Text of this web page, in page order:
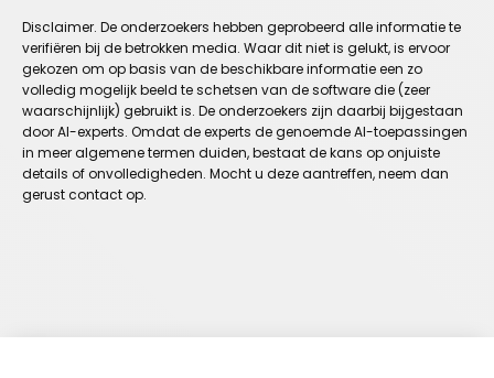
Disclaimer. De onderzoekers hebben geprobeerd alle informatie te
verifiëren bij de betrokken media. Waar dit niet is gelukt, is ervoor
gekozen om op basis van de beschikbare informatie een zo
volledig mogelijk beeld te schetsen van de software die (zeer
waarschijnlijk) gebruikt is. De onderzoekers zijn daarbij bijgestaan
door AI-experts. Omdat de experts de genoemde AI-toepassingen
in meer algemene termen duiden, bestaat de kans op onjuiste
details of onvolledigheden. Mocht u deze aantreffen, neem dan
gerust contact op.